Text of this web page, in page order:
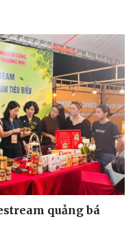
trí
sĩ
trang
quảng bá